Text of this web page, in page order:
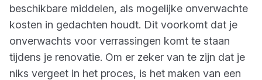
beschikbare middelen, als mogelijke onverwachte
kosten in gedachten houdt. Dit voorkomt dat je
onverwachts voor verrassingen komt te staan
tijdens je renovatie. Om er zeker van te zijn dat je
niks vergeet in het proces, is het maken van een